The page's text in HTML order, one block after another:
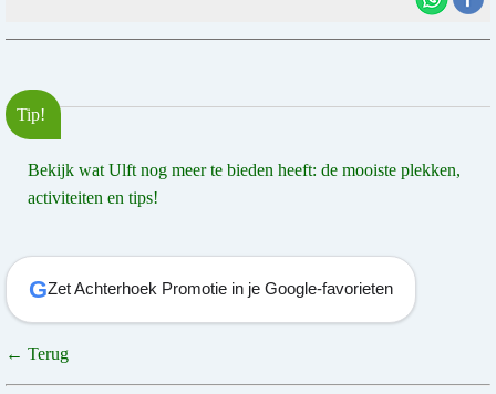
Tip!
Bekijk wat Ulft nog meer te bieden heeft: de mooiste plekken,
activiteiten en tips!
GZet Achterhoek Promotie in je Google-favorieten
← Terug